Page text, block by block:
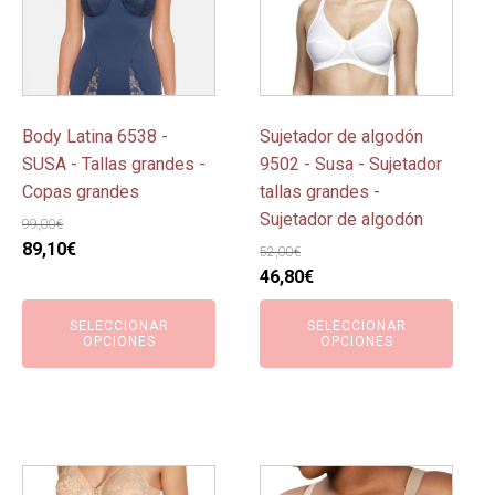
Body Latina 6538 -
SUSA - Tallas grandes -
Copas grandes
99,00€
El
original
89,10€El
actual
es:
SELECCIONAR
OPCIONES
variantes.
opciones
pueden
elegir
en
la
página
producto
Sujetador de algodón
9502 - Susa - Sujetador
tallas grandes -
Sujetador de algodón
52,00€
El
precio
original
46,80€El
precio
actual
SELECCIONAR
OPCIONES
variantes.
opciones
pueden
elegir
en
la
página
de
producto